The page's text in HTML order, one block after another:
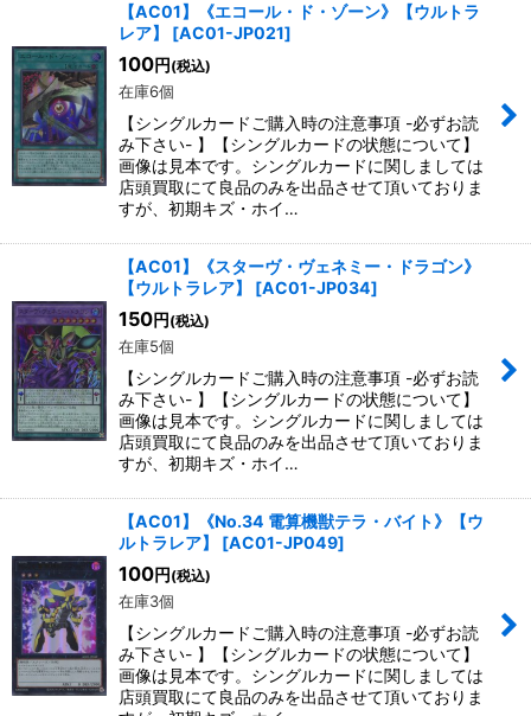
【AC01】《エコール・ド・ゾーン》【ウルトラ
レア】
[AC01-JP021]
100円 (税込)
在庫6個
【シングルカードご購入時の注意事項 -必ずお読
み下さい- 】【シングルカードの状態について】
画像は見本です。シングルカードに関しましては
店頭買取にて良品のみを出品させて頂いておりま
すが、初期キズ・ホイ…
【AC01】《スターヴ・ヴェネミー・ドラゴン》
【ウルトラレア】
[AC01-JP034]
150円 (税込)
在庫5個
【シングルカードご購入時の注意事項 -必ずお読
み下さい- 】【シングルカードの状態について】
画像は見本です。シングルカードに関しましては
店頭買取にて良品のみを出品させて頂いておりま
すが、初期キズ・ホイ…
【AC01】《No.34 電算機獣テラ・バイト》【ウ
ルトラレア】
[AC01-JP049]
100円 (税込)
在庫3個
【シングルカードご購入時の注意事項 -必ずお読
み下さい- 】【シングルカードの状態について】
画像は見本です。シングルカードに関しましては
店頭買取にて良品のみを出品させて頂いておりま